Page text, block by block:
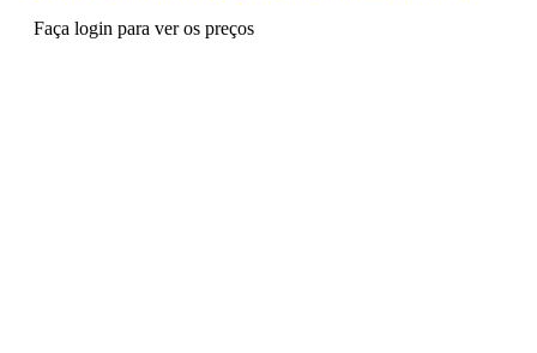
Faça login para ver os preços